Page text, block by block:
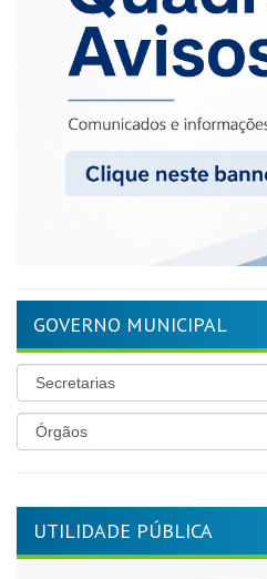
GOVERNO MUNICIPAL
UTILIDADE PÚBLICA